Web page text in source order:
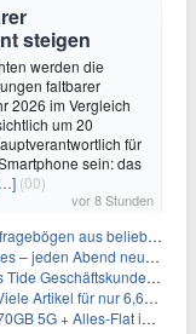
steigen
werden die
faltbarer
2026 im Vergleich
um 20
für
sein: das
(00)
vor 8 Stunden
Texten und sagt Antworten voraus
neue Deals zum Stöbern
Geschäftskundenkonto
nur 6,66€ – nur 48 Stunden
Netz für 34,99€/Monat – eff. 4,65€/Monat